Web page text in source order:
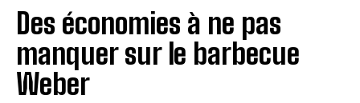
Des économies à ne pas
manquer sur le barbecue
Weber